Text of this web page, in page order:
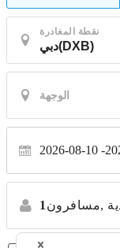
نقطة المغادرة
2026-08-10
1 مسافرون,